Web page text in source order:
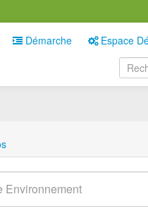
Démarche Espace